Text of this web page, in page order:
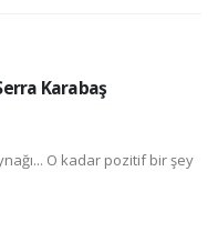
Karabaş
O kadar pozitif bir şey